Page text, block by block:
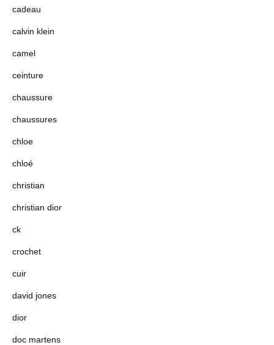
cadeau
calvin klein
camel
ceinture
chaussure
chaussures
chloe
chloé
christian
christian dior
ck
crochet
cuir
david jones
dior
doc martens